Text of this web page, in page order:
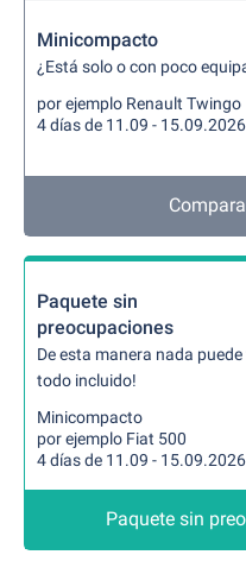
Minicompacto
¿Está solo o con poco
por ejemplo Renault Twingo
4 días de 11.09 - 15.09.2026
Paquete sin
preocupaciones
De esta manera nada
todo incluido!
Minicompacto
por ejemplo Fiat 500
4 días de 11.09 - 15.09.2026
Paquete sin